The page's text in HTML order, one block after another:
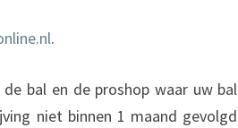
.
bal en de proshop waar uw bal
niet binnen 1 maand gevolgd